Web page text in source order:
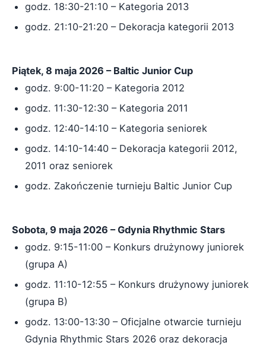
godz. 18:30-21:10 – Kategoria 2013
godz. 21:10-21:20 – Dekoracja kategorii 2013
Piątek, 8 maja 2026 – Baltic Junior Cup
godz. 9:00-11:20 – Kategoria 2012
godz. 11:30-12:30 – Kategoria 2011
godz. 12:40-14:10 – Kategoria seniorek
godz. 14:10-14:40 – Dekoracja kategorii 2012,
2011 oraz seniorek
godz. Zakończenie turnieju Baltic Junior Cup
Sobota, 9 maja 2026 – Gdynia Rhythmic Stars
godz. 9:15-11:00 – Konkurs drużynowy juniorek
(grupa A)
godz. 11:10-12:55 – Konkurs drużynowy juniorek
(grupa B)
godz. 13:00-13:30 – Oficjalne otwarcie turnieju
Gdynia Rhythmic Stars 2026 oraz dekoracja